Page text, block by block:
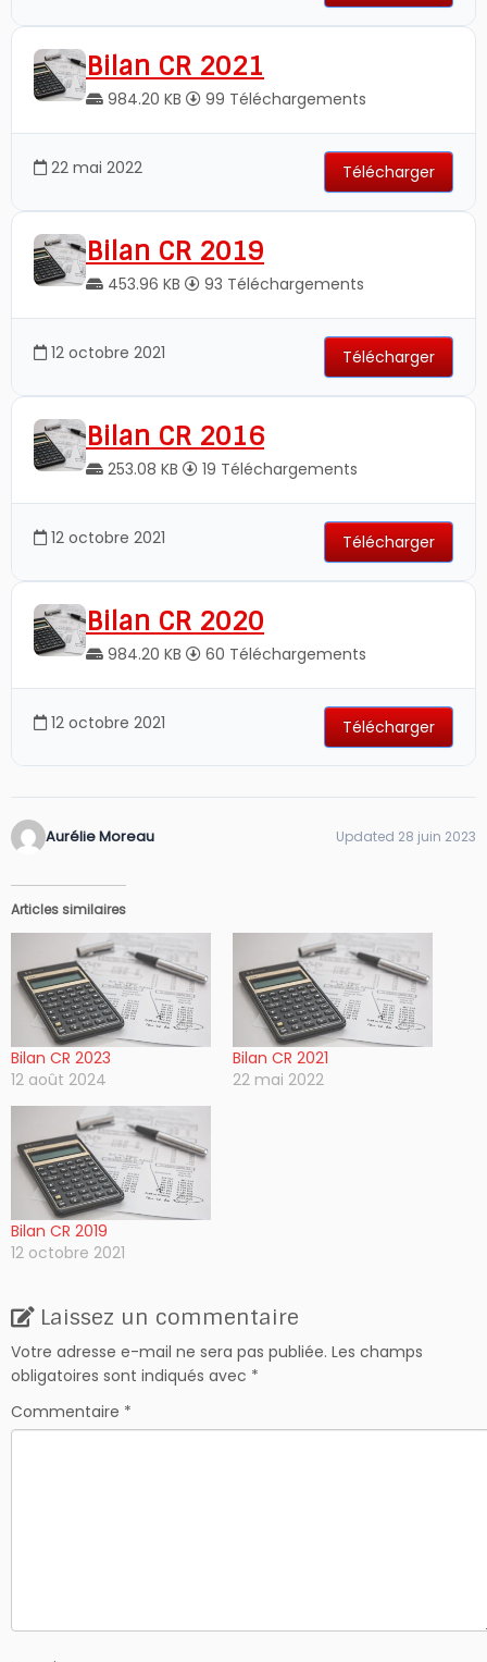
Bilan CR 2021
984.20 KB 99 Téléchargements
22 mai 2022 Télécharger
Bilan CR 2019
453.96 KB 93 Téléchargements
12 octobre 2021 Télécharger
Bilan CR 2016
253.08 KB 19 Téléchargements
12 octobre 2021 Télécharger
Bilan CR 2020
984.20 KB 60 Téléchargements
12 octobre 2021 Télécharger
Aurélie Moreau Updated 28 juin 2023
Articles similaires
Bilan CR 2023
12 août 2024
Bilan CR 2021
22 mai 2022
Bilan CR 2019
12 octobre 2021
Laissez un commentaire
Votre adresse e-mail ne sera pas publiée. Les champs
obligatoires sont indiqués avec *
Commentaire *